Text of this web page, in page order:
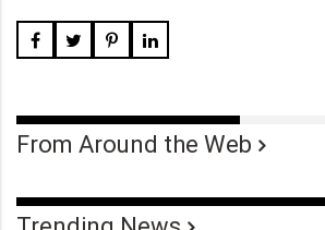
From Around the Web